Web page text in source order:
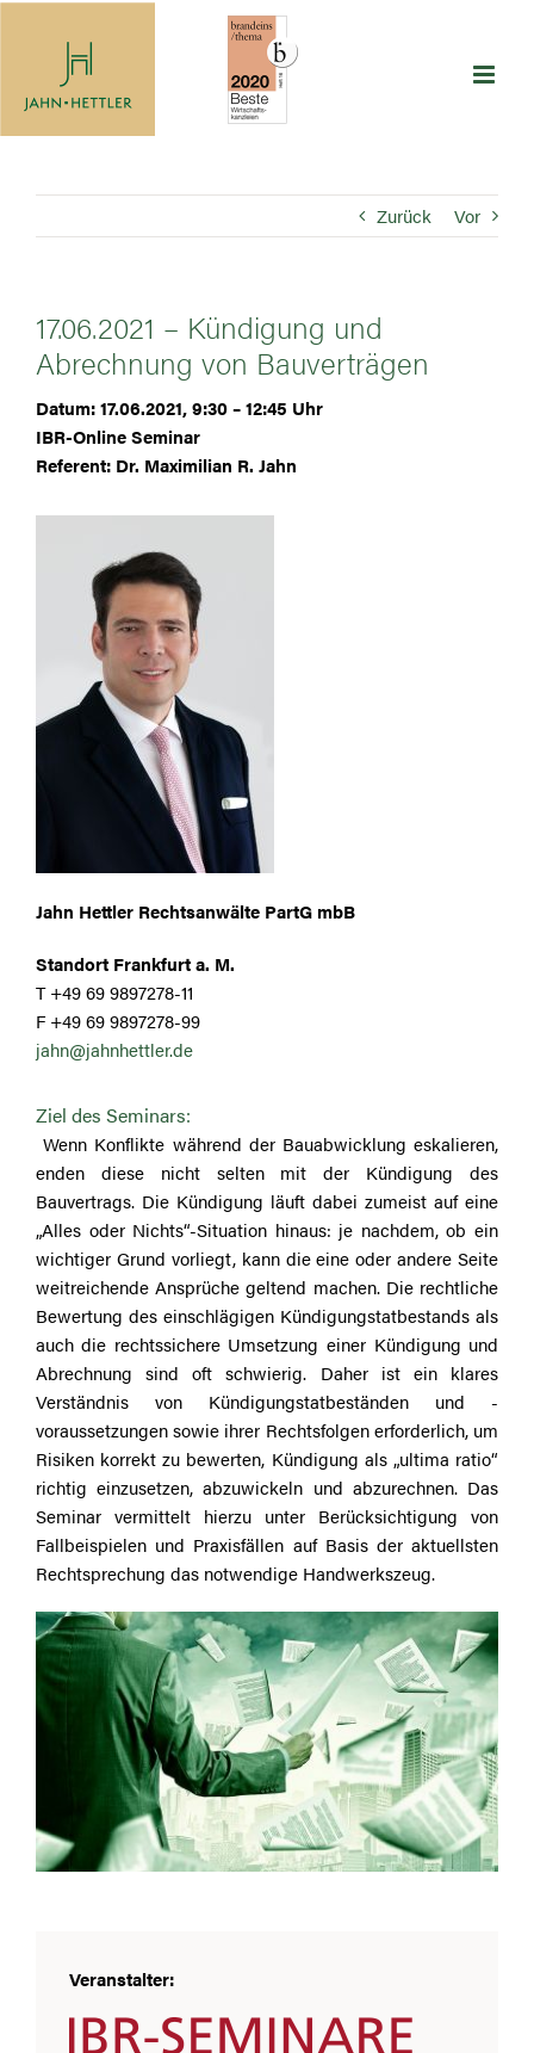
Zurück Vor
17.06.2021 – Kündigung und
Abrechnung von Bauverträgen
Datum: 17.06.2021, 9:30 – 12:45 Uhr
IBR-Online Seminar
Referent: Dr. Maximilian R. Jahn
Jahn Hettler Rechtsanwälte PartG mbB
Standort Frankfurt a. M.
T +49 69 9897278-11
F +49 69 9897278-99
jahn@jahnhettler.de
Ziel des Seminars:
Wenn Konflikte während der Bauabwicklung eskalieren,
enden diese nicht selten mit der Kündigung des
Bauvertrags. Die Kündigung läuft dabei zumeist auf eine
„Alles oder Nichts“-Situation hinaus: je nachdem, ob ein
wichtiger Grund vorliegt, kann die eine oder andere Seite
weitreichende Ansprüche geltend machen. Die rechtliche
Bewertung des einschlägigen Kündigungstatbestands als
auch die rechtssichere Umsetzung einer Kündigung und
Abrechnung sind oft schwierig. Daher ist ein klares
Verständnis von Kündigungstatbeständen und -
voraussetzungen sowie ihrer Rechtsfolgen erforderlich, um
Risiken korrekt zu bewerten, Kündigung als „ultima ratio“
richtig einzusetzen, abzuwickeln und abzurechnen. Das
Seminar vermittelt hierzu unter Berücksichtigung von
Fallbeispielen und Praxisfällen auf Basis der aktuellsten
Rechtsprechung das notwendige Handwerkszeug.
Veranstalter: